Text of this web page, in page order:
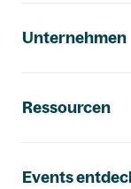
Unternehmen
Ressourcen
Events